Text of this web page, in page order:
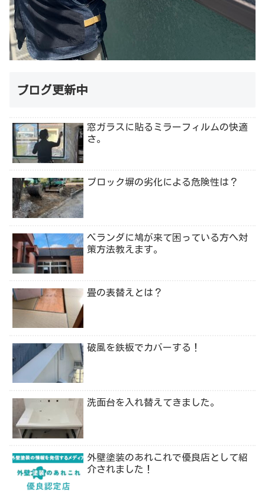
ブログ更新中
窓ガラスに貼るミラーフィルムの快適
さ。
ブロック塀の劣化による危険性は？
ベランダに鳩が来て困っている方へ対
策方法教えます。
畳の表替えとは？
破風を鉄板でカバーする！
洗面台を入れ替えてきました。
外壁塗装のあれこれで優良店として紹
介されました！